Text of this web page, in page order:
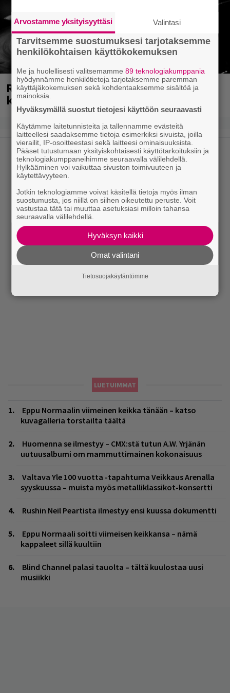
Rushin Neil Peartista ilmestyy ensi
kuussa dokumentti
LUETUIMMAT
Eppu Normaalin viimeinen keikka tänään – katso
kuvagalleria torstailta täältä
Huomenna se ilmestyy – CMX:stä tutun A.W. Yrjänän
uutuusalbumi om mammuttimainen kokonaisuus
Valtava Yle 100 vuotta -tapahtuma Veikkaus Arenalla
syyskuussa – muista myös metalliklassikot-konsertti
Rushin Neil Peartista ilmestyy ensi kuussa dokumentti
Eppu Normaali soitti viimeisen keikkansa – nämä
kappaleet sillä kuultiin
Blind Channel palasi tauolta – tältä kuulostaa uusi
musiikki
Arvostamme yksityisyyttäsi Valintasi
Tarvitsemme suostumuksesi tarjotaksemme
henkilökohtaisen käyttökokemuksen
Me ja huolellisesti valitsemamme89 teknologiakumppania
hyödynnämme henkilötietoja tarjotaksemme paremman
käyttäjäkokemuksen sekä kohdentaaksemme sisältöä ja
mainoksia.
Hyväksymällä suostut tietojesi käyttöön seuraavasti
Käytämme laitetunnisteita ja tallennamme evästeitä
laitteellesi saadaksemme tietoja esimerkiksi sivuista, joilla
vierailit, IP-osoitteestasi sekä laitteesi ominaisuuksista.
Pääset tutustumaan yksityiskohtaisesti käyttötarkoituksiin ja
teknologiakumppaneihimme seuraavalla välilehdellä.
Hylkääminen voi vaikuttaa sivuston toimivuuteen ja
käytettävyyteen.
Jotkin teknologiamme voivat käsitellä tietoja myös ilman
suostumusta, jos niillä on siihen oikeutettu peruste. Voit
vastustaa tätä tai muuttaa asetuksiasi milloin tahansa
seuraavalla välilehdellä.
Hyväksyn kaikki
Omat valintani
Tietosuojakäytäntömme